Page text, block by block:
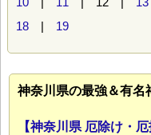
18 | 19
神奈川県の最強＆有名
【神奈川県 厄除け・